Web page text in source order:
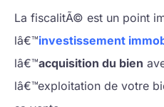
La fiscalitÃ© est un point
lâ€™investissement
lâ€™acquisition du bien
lâ€™exploitation de votre